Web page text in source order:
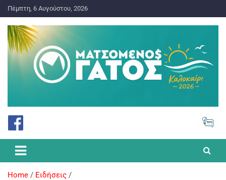
Πέμπτη, 6 Αυγούστου, 2026
Ματσωμένος Γάτος – Όλα για
το Στοίχημα
Home
Ειδήσεις